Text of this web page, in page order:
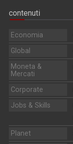
contenuti
Economia
Global
Moneta &
Mercati
Corporate
Jobs & Skills
Planet